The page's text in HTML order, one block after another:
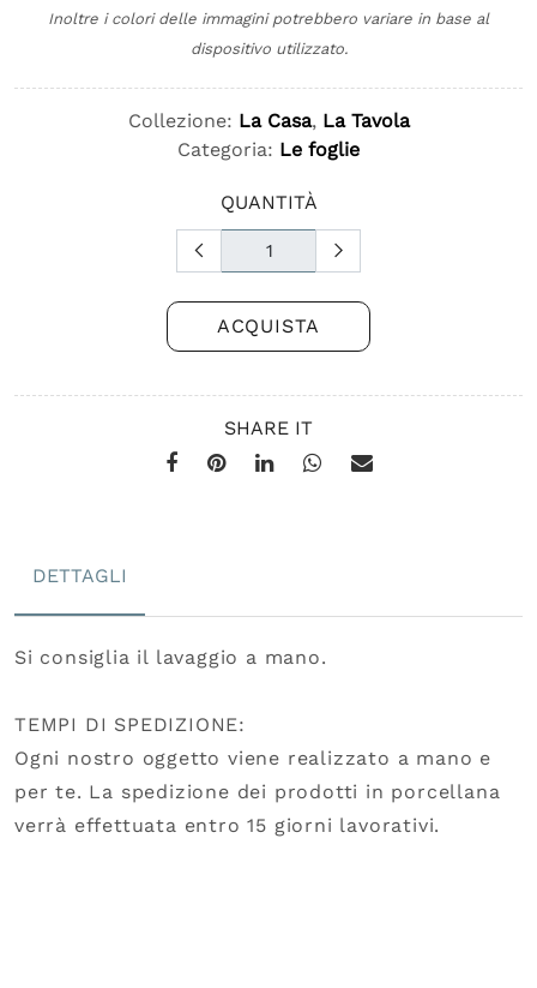
Inoltre i colori delle immagini potrebbero variare in base al
dispositivo utilizzato.
Collezione: La Casa, La Tavola
Categoria: Le foglie
QUANTITÀ
ACQUISTA
SHARE IT
DETTAGLI
Si consiglia il lavaggio a mano.
TEMPI DI SPEDIZIONE:
Ogni nostro oggetto viene realizzato a mano e
per te. La spedizione dei prodotti in porcellana
verrà effettuata entro 15 giorni lavorativi.